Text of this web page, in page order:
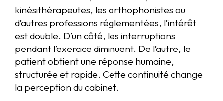
kinésithérapeutes, les orthophonistes ou
d’autres professions réglementées, l’intérêt
est double. D’un côté, les interruptions
pendant l’exercice diminuent. De l’autre, le
patient obtient une réponse humaine,
structurée et rapide. Cette continuité change
la perception du cabinet.